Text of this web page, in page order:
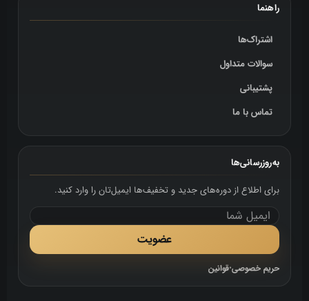
راهنما
اشتراک‌ها
سوالات متداول
پشتیبانی
تماس با ما
به‌روزرسانی‌ها
برای اطلاع از دوره‌های جدید و تخفیف‌ها ایمیل‌تان را وارد کنید.
عضویت
حریم خصوصی•قوانین